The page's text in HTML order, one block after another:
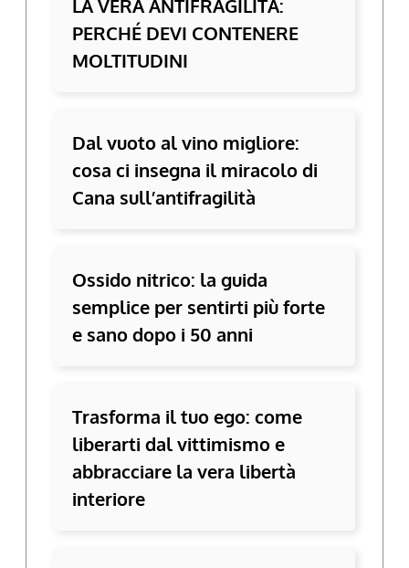
LA VERA ANTIFRAGILITÀ:
PERCHÉ DEVI CONTENERE
MOLTITUDINI
Dal vuoto al vino migliore:
cosa ci insegna il miracolo di
Cana sull’antifragilità
Ossido nitrico: la guida
semplice per sentirti più forte
e sano dopo i 50 anni
Trasforma il tuo ego: come
liberarti dal vittimismo e
abbracciare la vera libertà
interiore